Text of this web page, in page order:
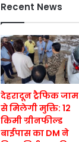
Recent News
देहरादून ट्रैफिक जाम
से मिलेगी मुक्ति: 12
किमी ग्रीनफील्ड
बाईपास का DM ने